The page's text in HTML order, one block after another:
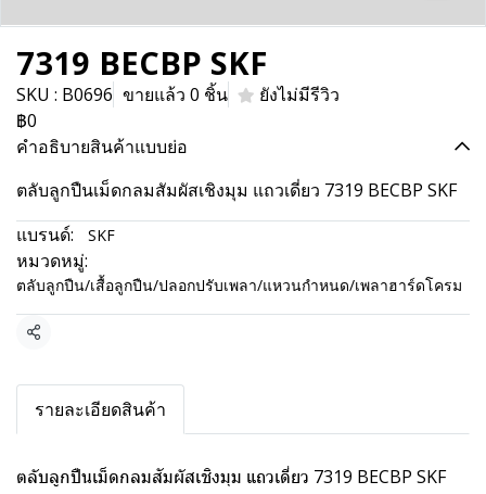
7319 BECBP SKF
SKU : B0696 ขายแล้ว 0 ชิ้น
ยังไม่มีรีวิว
฿0
คำอธิบายสินค้าแบบย่อ
ตลับลูกปืนเม็ดกลมสัมผัสเชิงมุม แถวเดี่ยว 7319 BECBP SKF
แบรนด์:
SKF
หมวดหมู่:
ตลับลูกปืน/เสื้อลูกปืน/ปลอกปรับเพลา/แหวนกำหนด/เพลาฮาร์ดโครม
แชร์
รายละเอียดสินค้า
ตลับลูกปืนเม็ดกลมสัมผัสเชิงมุม แถวเดี่ยว 7319 BECBP SKF